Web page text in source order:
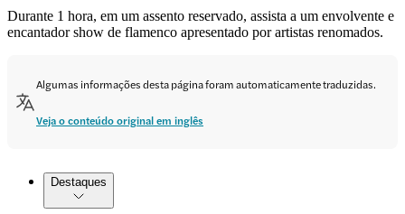
Durante 1 hora, em um assento reservado, assista a um envolvente e
encantador show de flamenco apresentado por artistas renomados.
Algumas informações desta página foram automaticamente traduzidas.
Veja o conteúdo original em inglês
Destaques